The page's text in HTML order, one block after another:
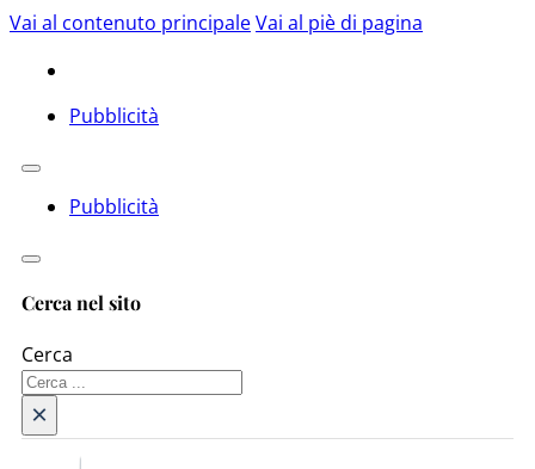
Vai al contenuto principaleVai al piè di pagina
Pubblicità
Pubblicità
Cerca nel sito
Cerca
×